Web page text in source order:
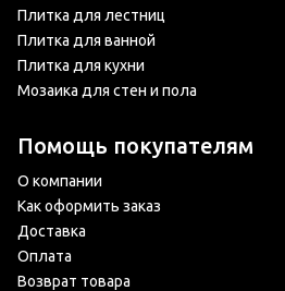
Плитка для лестниц
Плитка для ванной
Плитка для кухни
Мозаика для стен и пола
Помощь покупателям
О компании
Как оформить заказ
Доставка
Оплата
Возврат товара